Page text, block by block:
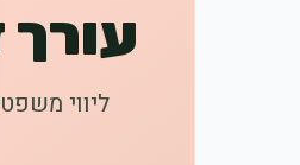
עורך
ליווי